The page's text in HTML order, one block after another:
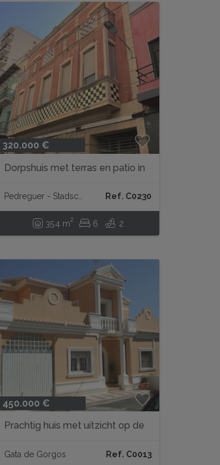
320.000 €
Dorpshuis met terras en patio in
Pedreguer - Stadscentrum Ref. C0230
354 m2 6 2
450.000 €
Prachtig huis met uitzicht op de
Gata de Gorgos Ref. C0013